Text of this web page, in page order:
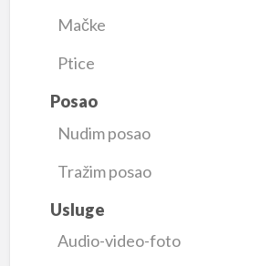
Mačke
Ptice
Posao
Nudim posao
Tražim posao
Usluge
Audio-video-foto